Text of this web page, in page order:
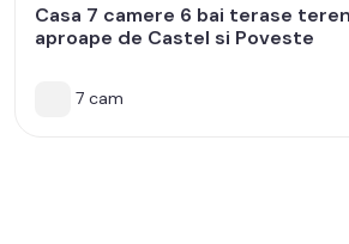
Casa 7 camere 6 bai terase
aproape de Castel si Poveste
7 cam